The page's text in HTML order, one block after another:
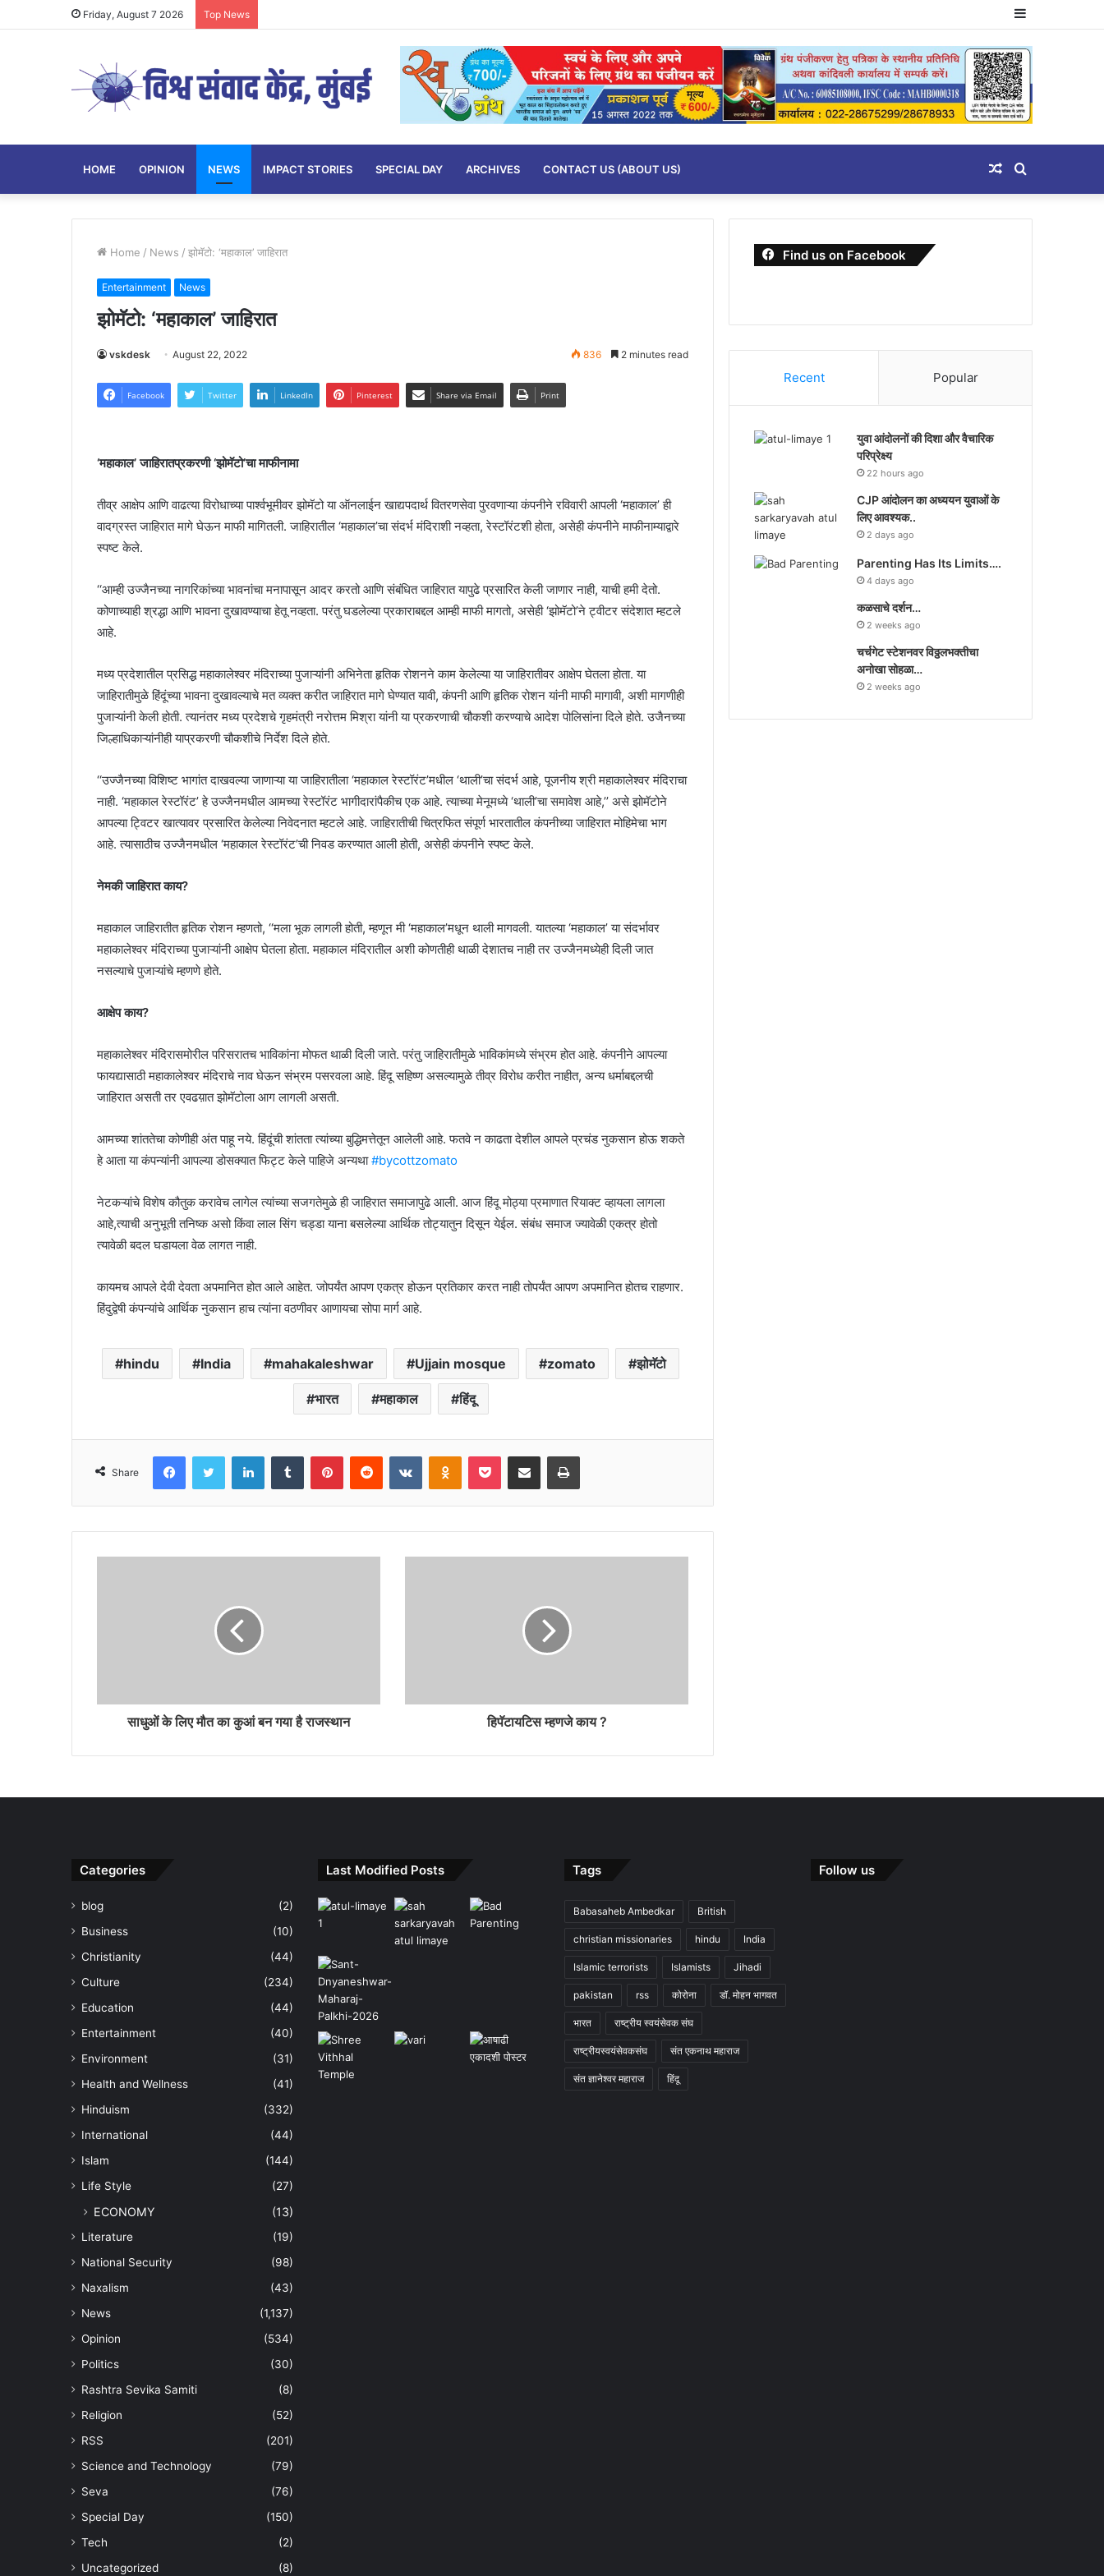
Friday, August 7 2026 Top News Sidebar
HOME OPINION NEWS IMPACT STORIES SPECIAL DAY ARCHIVES CONTACT US (ABOUT US) Search
for
Random
Article
Home / News / झोमॅटो: ‘महाकाल’ जाहिरात
Entertainment News
झोमॅटो: ‘महाकाल’ जाहिरात
vskdesk August 22, 2022 836 2 minutes read
Facebook Twitter LinkedIn Pinterest Share via Email Print
‘महाकाल’ जाहिरातप्रकरणी ‘झोमॅटो’चा माफीनामा
तीव्र आक्षेप आणि वाढत्या विरोधाच्या पार्श्वभूमीवर झोमॅटो या ऑनलाईन खाद्यपदार्थ वितरणसेवा पुरवणाऱ्या कंपनीने रविवारी आपली ‘महाकाल’ ही
वादग्रस्त जाहिरात मागे घेऊन माफी मागितली. जाहिरातील ‘महाकाल’चा संदर्भ मंदिराशी नव्हता, रेस्टॉरंटशी होता, असेही कंपनीने माफीनाम्याद्वारे
स्पष्ट केले.
‘‘आम्ही उज्जैनच्या नागरिकांच्या भावनांचा मनापासून आदर करतो आणि संबंधित जाहिरात यापुढे प्रसारित केली जाणार नाही, याची हमी देतो.
कोणाच्याही श्रद्धा आणि भावना दुखावण्याचा हेतू नव्हता. परंतु घडलेल्या प्रकाराबद्दल आम्ही माफी मागतो, असेही ‘झोमॅटो’ने ट्वीटर संदेशात म्हटले
आहे.
मध्य प्रदेशातील प्रसिद्ध महाकालेश्वर मंदिराच्या पुजाऱ्यांनी अभिनेता हृतिक रोशनने काम केलेल्या या जाहिरातीवर आक्षेप घेतला होता. या
जाहिरातीमुळे हिंदूंच्या भावना दुखावल्याचे मत व्यक्त करीत जाहिरात मागे घेण्यात यावी, कंपनी आणि हृतिक रोशन यांनी माफी मागावी, अशी मागणीही
पुजाऱ्यांनी केली होती. त्यानंतर मध्य प्रदेशचे गृहमंत्री नरोत्तम मिश्रा यांनी या प्रकरणाची चौकशी करण्याचे आदेश पोलिसांना दिले होते. उजैनच्या
जिल्हाधिकाऱ्यांनीही याप्रकरणी चौकशीचे निर्देश दिले होते.
‘‘उज्जैनच्या विशिष्ट भागांत दाखवल्या जाणाऱ्या या जाहिरातीला ‘महाकाल रेस्टॉरंट’मधील ‘थाली’चा संदर्भ आहे, पूजनीय श्री महाकालेश्वर मंदिराचा
नाही. ‘महाकाल रेस्टॉरंट’ हे उज्जैनमधील आमच्या रेस्टॉरंट भागीदारांपैकीच एक आहे. त्याच्या मेनूमध्ये ‘थाली’चा समावेश आहे,’’ असे झोमॅटोने
आपल्या ट्विटर खात्यावर प्रसारित केलेल्या निवेदनात म्हटले आहे. जाहिरातीची चित्रफित संपूर्ण भारतातील कंपनीच्या जाहिरात मोहिमेचा भाग
आहे. त्यासाठीच उज्जैनमधील ‘महाकाल रेस्टॉरंट’ची निवड करण्यात आली होती, असेही कंपनीने स्पष्ट केले.
नेमकी जाहिरात काय?
महाकाल जाहिरातीत हृतिक रोशन म्हणतो, ‘‘मला भूक लागली होती, म्हणून मी ‘महाकाल’मधून थाली मागवली. यातल्या ‘महाकाल’ या संदर्भावर
महाकालेश्वर मंदिराच्या पुजाऱ्यांनी आक्षेप घेतला होता. महाकाल मंदिरातील अशी कोणतीही थाळी देशातच नाही तर उज्जैनमध्येही दिली जात
नसल्याचे पुजाऱ्यांचे म्हणणे होते.
आक्षेप काय?
महाकालेश्वर मंदिरासमोरील परिसरातच भाविकांना मोफत थाळी दिली जाते. परंतु जाहिरातीमुळे भाविकांमध्ये संभ्रम होत आहे. कंपनीने आपल्या
फायद्यासाठी महाकालेश्वर मंदिराचे नाव घेऊन संभ्रम पसरवला आहे. हिंदू सहिष्ण असल्यामुळे तीव्र विरोध करीत नाहीत, अन्य धर्माबद्दलची
जाहिरात असती तर एवढय़ात झोमॅटोला आग लागली असती.
आमच्या शांततेचा कोणीही अंत पाहू नये. हिंदूंची शांतता त्यांच्या बुद्धिमत्तेतून आलेली आहे. फतवे न काढता देशील आपले प्रचंड नुकसान होऊ शकते
हे आता या कंपन्यांनी आपल्या डोसक्यात फिट्ट केले पाहिजे अन्यथा#bycottzomato
नेटकऱ्यांचे विशेष कौतुक करावेच लागेल त्यांच्या सजगतेमुळे ही जाहिरात समाजापुढे आली. आज हिंदू मोठ्या प्रमाणात रियाक्ट व्हायला लागला
आहे,त्याची अनुभूती तनिष्क असो किंवा लाल सिंग चड्डा याना बसलेल्या आर्थिक तोट्यातुन दिसून येईल. संबंध समाज ज्यावेळी एकत्र होतो
त्यावेळी बदल घडायला वेळ लागत नाही.
कायमच आपले देवी देवता अपमानित होत आले आहेत. जोपर्यंत आपण एकत्र होऊन प्रतिकार करत नाही तोपर्यंत आपण अपमानित होतच राहणार.
हिंदुद्वेषी कंपन्यांचे आर्थिक नुकसान हाच त्यांना वठणीवर आणायचा सोपा मार्ग आहे.
hindu India mahakaleshwar Ujjain mosque zomato झोमॅटो
भारत महाकाल हिंदू
Share
FacebookTwitter LinkedInTumblr PinterestReddit VKontakteOdnoklassniki
Pocket Share via Email Print
साधुओं के लिए मौत का कुआं बन गया है राजस्थान हिपॅटायटिस म्हणजे काय ?
Find us on Facebook
Recent Popular
युवा आंदोलनों की दिशा और वैचारिक
परिप्रेक्ष्य
22 hours ago
CJP आंदोलन का अध्ययन युवाओं के
लिए आवश्यक..
2 days ago
Parenting Has Its Limits….
4 days ago
कळसाचे दर्शन…
2 weeks ago
चर्चगेट स्टेशनवर विठ्ठलभक्तीचा
अनोखा सोहळा…
2 weeks ago
Categories
blog
(2)
Business
(10)
Christianity
(44)
Culture
(234)
Education
(44)
Entertainment
(40)
Environment
(31)
Health and Wellness
(41)
Hinduism
(332)
International
(44)
Islam
(144)
Life Style
(27)
ECONOMY (13)
Literature
(19)
National Security
(98)
Naxalism
(43)
News
(1,137)
Opinion
(534)
Politics
(30)
Rashtra Sevika Samiti
(8)
Religion
(52)
RSS
(201)
Science and Technology
(79)
Seva
(76)
Special Day
(150)
Tech
(2)
Uncategorized
(8)
Last Modified Posts Tags
Babasaheb Ambedkar British
christian missionaries hindu India
Islamic terrorists Islamists Jihadi
pakistan rss कोरोना डॉ. मोहन भागवत
भारत राष्ट्रीय स्वयंसेवक संघ
राष्ट्रीयस्वयंसेवकसंघ संत एकनाथ महाराज
संत ज्ञानेश्वर महाराज हिंदू
Follow us